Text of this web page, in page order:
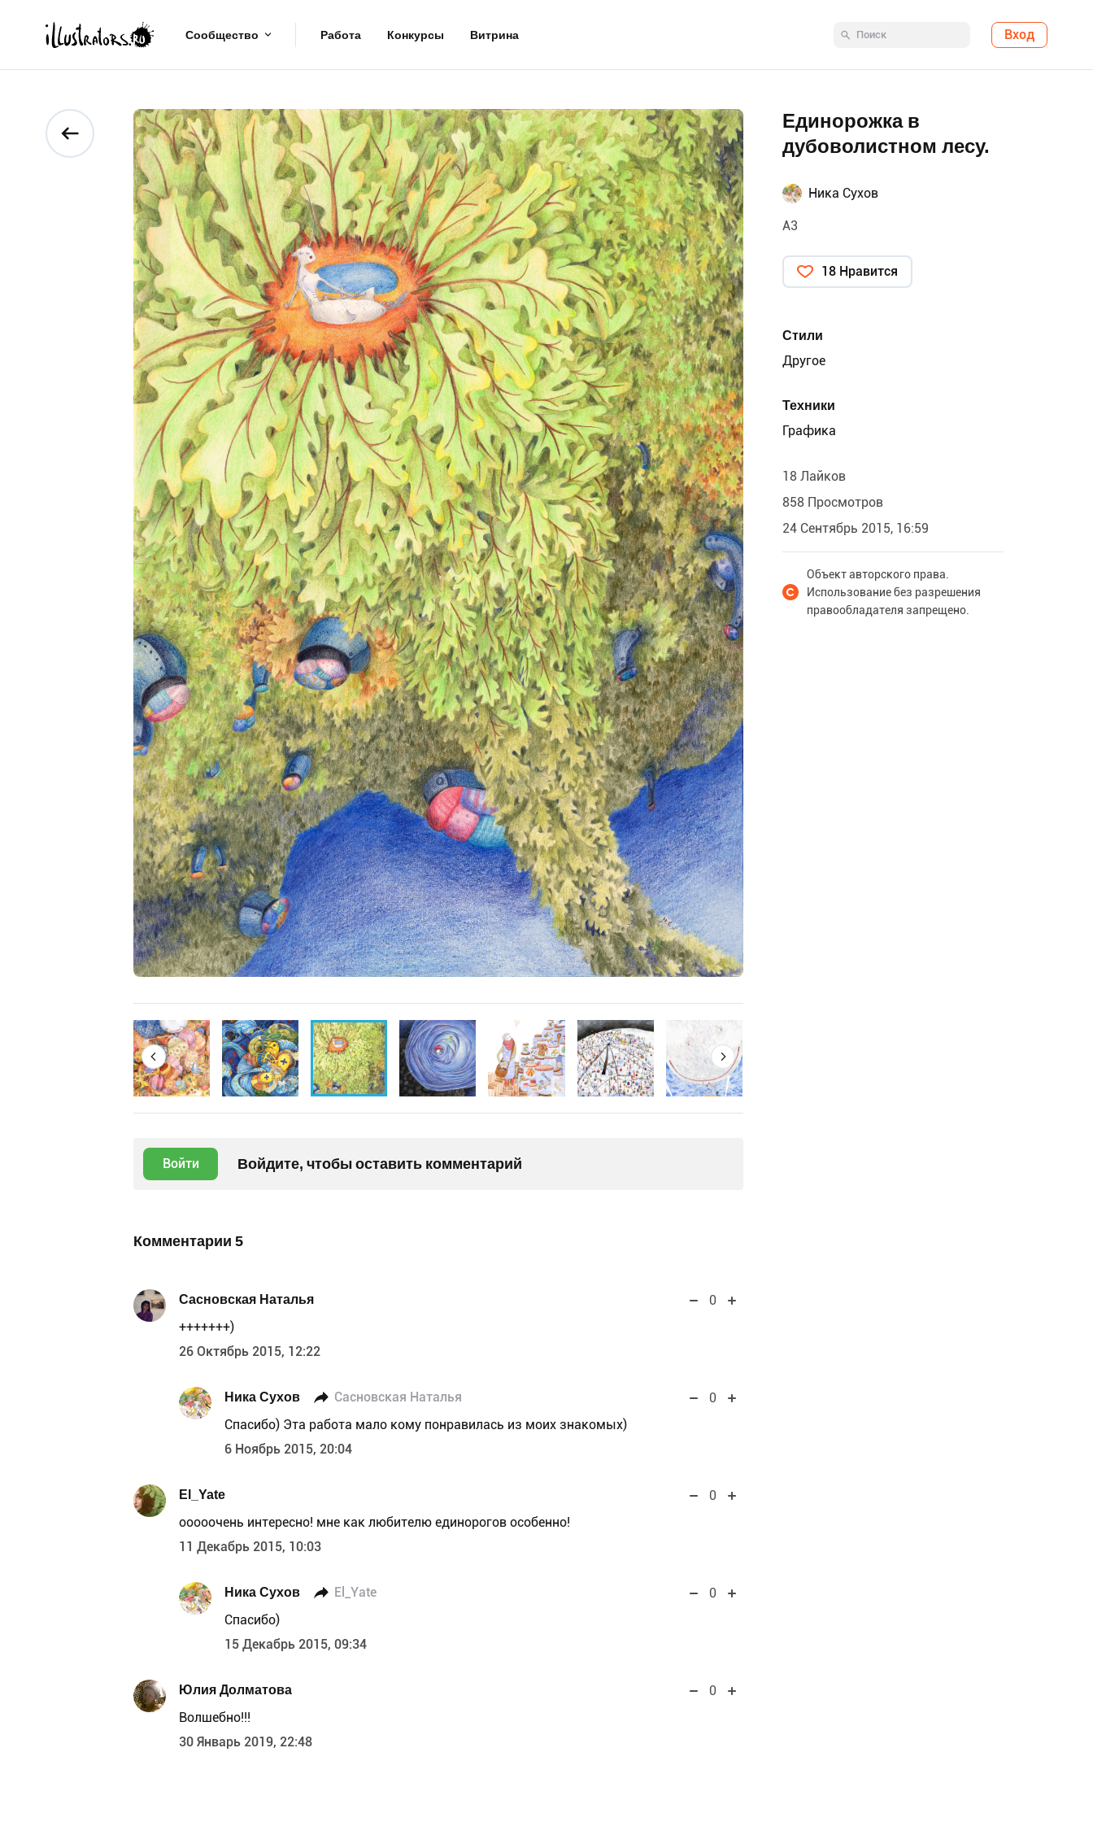
Сообщество Работа Конкурсы Витрина Вход
Войти Войдите, чтобы оставить комментарий
Комментарии 5
Сасновская Наталья
0
+++++++)
26 Октябрь 2015, 12:22
Ника Сухов Сасновская Наталья
0
Спасибо) Эта работа мало кому понравилась из моих знакомых)
6 Ноябрь 2015, 20:04
El_Yate
0
ооооочень интересно! мне как любителю единорогов особенно!
11 Декабрь 2015, 10:03
Ника Сухов El_Yate
0
Спасибо)
15 Декабрь 2015, 09:34
Юлия Долматова
0
Волшебно!!!
30 Январь 2019, 22:48
Единорожка в
дубоволистном лесу.
Ника Сухов
А3
18 Нравится
Стили
Другое
Техники
Графика
18 Лайков
858 Просмотров
24 Сентябрь 2015, 16:59
Объект авторского права.
Использование без разрешения
правообладателя запрещено.